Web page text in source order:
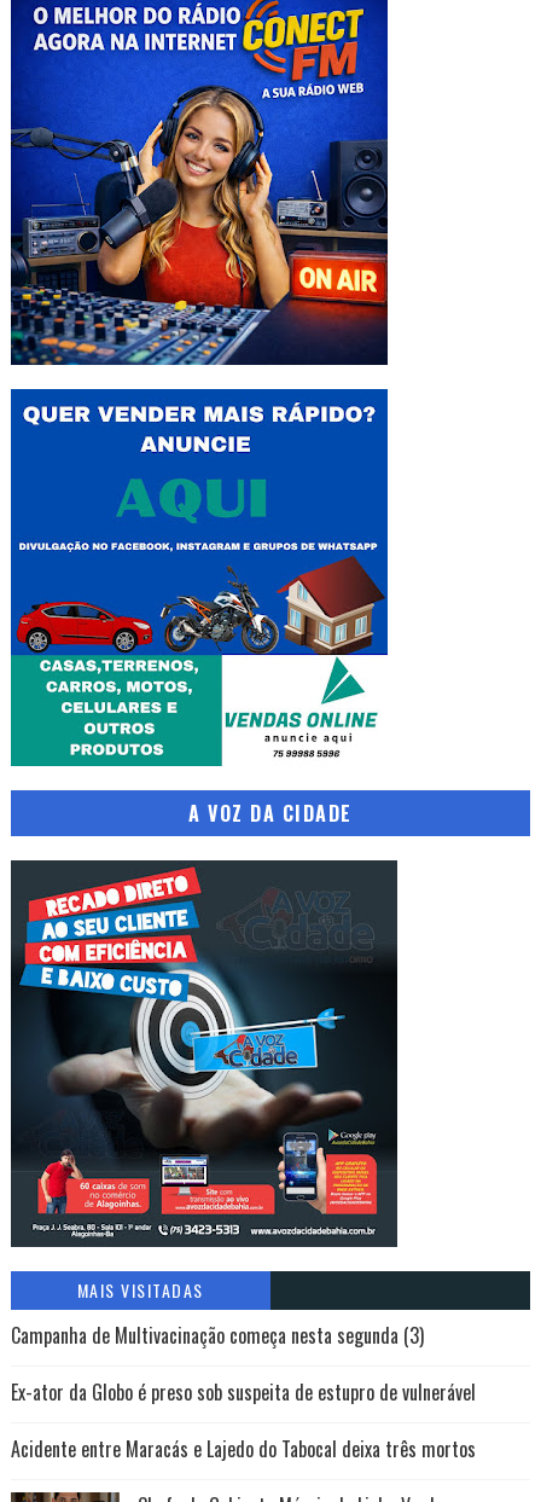
A VOZ DA CIDADE
MAIS VISITADAS
Campanha de Multivacinação começa nesta segunda (3)
Ex-ator da Globo é preso sob suspeita de estupro de vulnerável
Acidente entre Maracás e Lajedo do Tabocal deixa três mortos